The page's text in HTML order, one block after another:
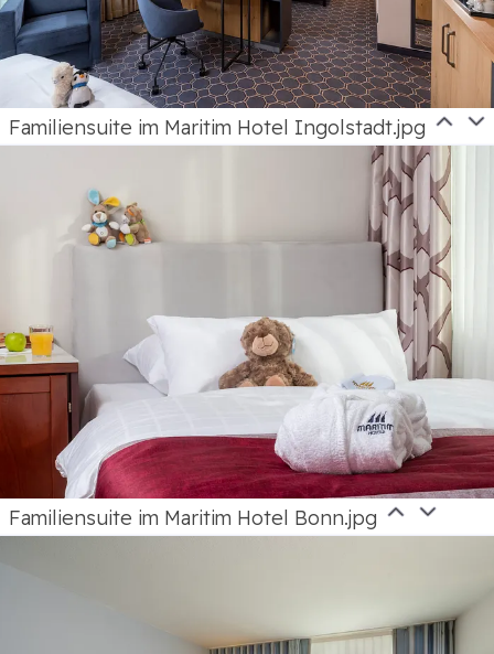
Familiensuite im Maritim Hotel Ingolstadt.jpg
Familiensuite im Maritim Hotel Bonn.jpg